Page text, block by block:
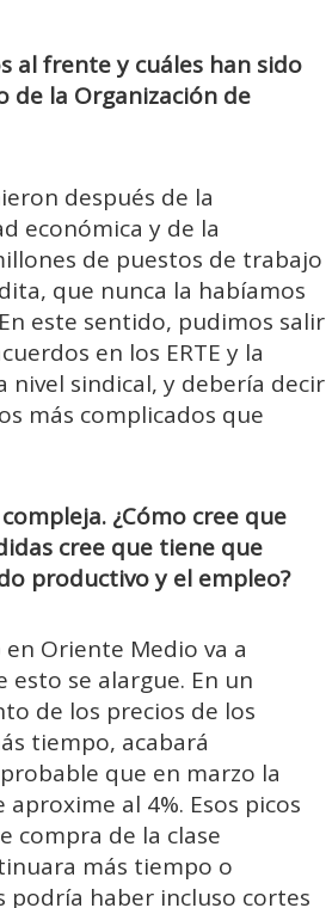
al frente y cuáles han sido
la Organización de
después de la
económica y de la
de puestos de trabajo
que nunca la habíamos
este sentido, pudimos salir
en los ERTE y la
nivel sindical, y debería decir
más complicados que
¿Cómo cree que
cree que tiene que
productivo y el empleo?
Oriente Medio va a
se alargue. En un
de los precios de los
tiempo, acabará
que en marzo la
al 4%. Esos picos
compra de la clase
más tiempo o
podría haber incluso cortes